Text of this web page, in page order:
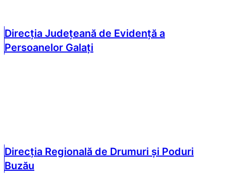
Direcția Județeană de Evidență a
Persoanelor Galați
Direcția Regională de Drumuri și Poduri
Buzău